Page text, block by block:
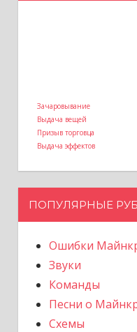
Зачаровывание
Выдача вещей
Призыв торговца
Выдача эффектов
ПОПУЛЯРНЫЕ
Ошибки
Звуки
Команды
Песни о
Схемы